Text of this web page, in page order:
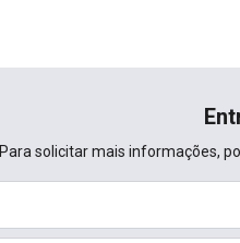
Para solicitar mais informações,